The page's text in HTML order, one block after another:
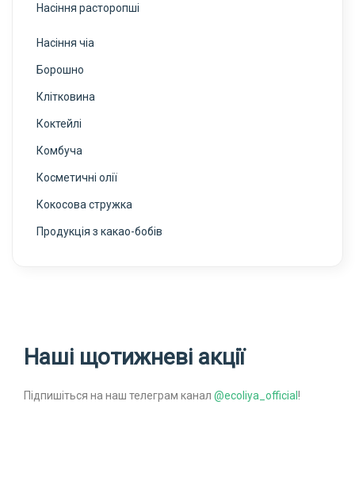
Насіння расторопші
Насіння чіа
Борошно
Клітковина
Коктейлі
Комбуча
Косметичні олії
Кокосова стружка
Продукція з какао-бобів
Наші щотижневі акції
Підпишіться на наш телеграм канал @ecoliya_official!